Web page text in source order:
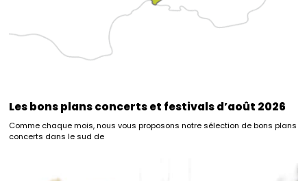
Les bons plans concerts et festivals d’août 2026
Comme chaque mois, nous vous proposons notre sélection de bons plans
concerts dans le sud de